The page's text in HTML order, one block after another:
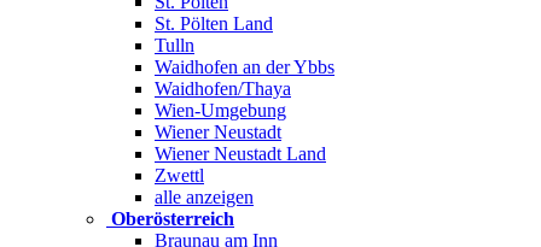
St. Pölten Land
Tulln
Waidhofen an der Ybbs
Waidhofen/Thaya
Wien-Umgebung
Wiener Neustadt
Wiener Neustadt Land
Zwettl
alle anzeigen
Oberösterreich
Braunau am Inn